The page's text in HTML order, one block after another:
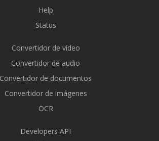
Help
Status
Convertidor de vídeo
Convertidor de audio
Convertidor de documentos
Convertidor de imágenes
OCR
Developers API